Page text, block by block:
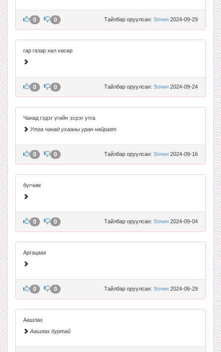
Тайлбар оруулсан: Зочин 2024-09-29
0 0
гар газар хөл хөсөр
Тайлбар оруулсан: Зочин 2024-09-24
0 0
Чанад гэдэг үгийн эсрэг утга
Утга чанад ухааны уран найрагт
Тайлбар оруулсан: Зочин 2024-09-16
0 0
бүгчим
Тайлбар оруулсан: Зочин 2024-09-04
0 0
Аргацаах
Тайлбар оруулсан: Зочин 2024-06-29
0 0
Аашлах
Аашлах дуртай